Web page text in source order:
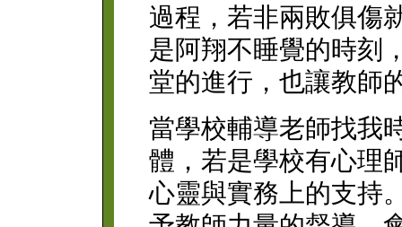
過程，若非兩敗俱傷
是阿翔不睡覺的時刻
堂的進行，也讓教師
當學校輔導老師找我
體，若是學校有心理
心靈與實務上的支持